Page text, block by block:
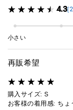
4.3
小さい
再販希望
購入サイズ: S
お客様の着用感: ちょ